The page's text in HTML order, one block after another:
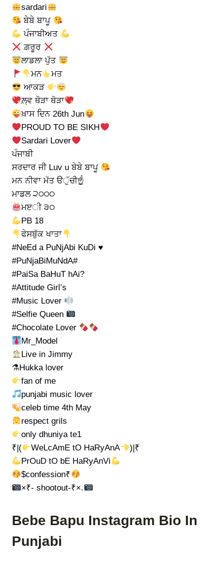
sardari
ਬੇਬੇ ਬਾਪੂ
ਪੰਜਾਬੀਅਤ
ਗ਼ਰੂਰ
ਲਾਡਲਾ ਪੁੱਤ
ਮਨ
ਮਤ
ਆਕੜ
ਲ਼਼ਵ ਥੋੜਾ ਥੋੜਾ
ਖ਼ਾਸ ਦਿਨ 26th Jun
PROUD TO BE SIKH
Sardari Lover
ਪੰਜਾਬੀ
ਸਰਦਾਰ ਜੀ Luv u ਬੇਬੇ ਬਾਪੂ
ਮਨ ਨੀਵਾ ਮੱਤ ੳੁੱਚੀ☝
ਮਾਡਲ ੨੦੦੦
ਮੲੀ ੩੦
PB 18
ਫੇਸਬੁੱਕ ਖਾਤਾ
#NeEd a PuNjAbi KuDi ♥
#PuNjaBiMuNdA#
#PaiSa BaHuT hAi?
#Attitude Girl’s
#Music Lover
#Selfie Queen
#Chocolate Lover
Mr_Model
Live in Jimmy
⚗Hukka lover
fan of me
punjabi music lover
celeb time 4th May
respect grils
only dhuniya te1
₹|(
WeLcAmE tO HaRyAnA
)|₹
PrOuD tO bE HaRyAnVi
$confession₹
×₹- shootout-₹×.
Bebe Bapu Instagram Bio In
Punjabi